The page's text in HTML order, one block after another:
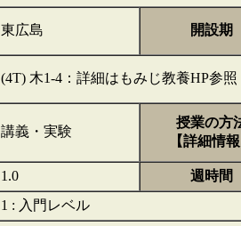
東広島 開設期
(4T) 木1-4：詳細はもみじ教養HP参
講義・実験
授業の方
【詳細情
1.0
週時間
1 : 入門レベル